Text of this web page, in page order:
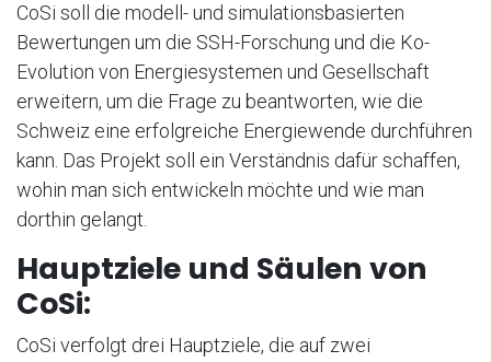
CoSi soll die modell- und simulationsbasierten
Bewertungen um die SSH-Forschung und die Ko-
Evolution von Energiesystemen und Gesellschaft
erweitern, um die Frage zu beantworten, wie die
Schweiz eine erfolgreiche Energiewende durchführen
kann. Das Projekt soll ein Verständnis dafür schaffen,
wohin man sich entwickeln möchte und wie man
dorthin gelangt.
Hauptziele und Säulen von
CoSi:
CoSi verfolgt drei Hauptziele, die auf zwei